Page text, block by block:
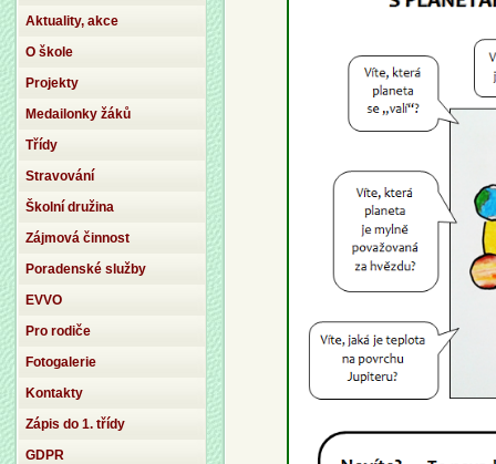
Aktuality, akce
O škole
Projekty
Medailonky žáků
Třídy
Stravování
Školní družina
Zájmová činnost
Poradenské služby
EVVO
Pro rodiče
Fotogalerie
Kontakty
Zápis do 1. třídy
GDPR